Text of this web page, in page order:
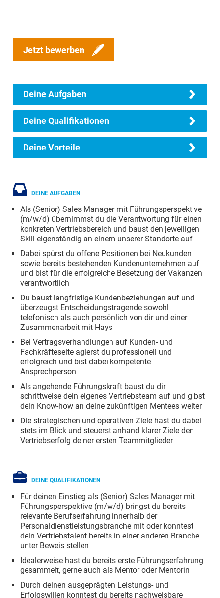
Jetzt bewerben
Deine Aufgaben
Deine Qualifikationen
Deine Vorteile
DEINE AUFGABEN
Als (Senior) Sales Manager mit Führungsperspektive
(m/w/d) übernimmst du die Verantwortung für einen
konkreten Vertriebsbereich und baust den jeweiligen
Skill eigenständig an einem unserer Standorte auf
Dabei spürst du offene Positionen bei Neukunden
sowie bereits bestehenden Kundenunternehmen auf
und bist für die erfolgreiche Besetzung der Vakanzen
verantwortlich
Du baust langfristige Kundenbeziehungen auf und
überzeugst Entscheidungstragende sowohl
telefonisch als auch persönlich von dir und einer
Zusammenarbeit mit Hays
Bei Vertragsverhandlungen auf Kunden- und
Fachkräfteseite agierst du professionell und
erfolgreich und bist dabei kompetente
Ansprechperson
Als angehende Führungskraft baust du dir
schrittweise dein eigenes Vertriebsteam auf und gibst
dein Know-how an deine zukünftigen Mentees weiter
Die strategischen und operativen Ziele hast du dabei
stets im Blick und steuerst anhand klarer Ziele den
Vertriebserfolg deiner ersten Teammitglieder
DEINE QUALIFIKATIONEN
Für deinen Einstieg als (Senior) Sales Manager mit
Führungsperspektive (m/w/d) bringst du bereits
relevante Berufserfahrung innerhalb der
Personaldienstleistungsbranche mit oder konntest
dein Vertriebstalent bereits in einer anderen Branche
unter Beweis stellen
Idealerweise hast du bereits erste Führungserfahrung
gesammelt, gerne auch als Mentor oder Mentorin
Durch deinen ausgeprägten Leistungs- und
Erfolgswillen konntest du bereits nachweisbare